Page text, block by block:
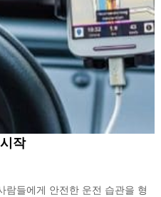
작
람들에게 안전한 운전 습관을 형